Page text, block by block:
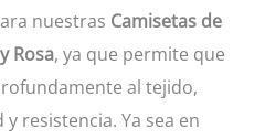
nuestras Camisetas de
Rosa, ya que permite que
al tejido,
resistencia. Ya sea en